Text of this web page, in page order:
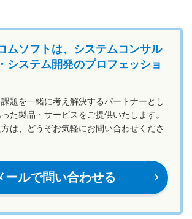
ムソフトは、システムコンサル
システム開発のプロフェッショ
題を一緒に考え解決するパートナーとし
た製品・サービスをご提供いたします。
は、どうぞお気軽にお問い合わせくださ
ールで問い合わせる navigate_next